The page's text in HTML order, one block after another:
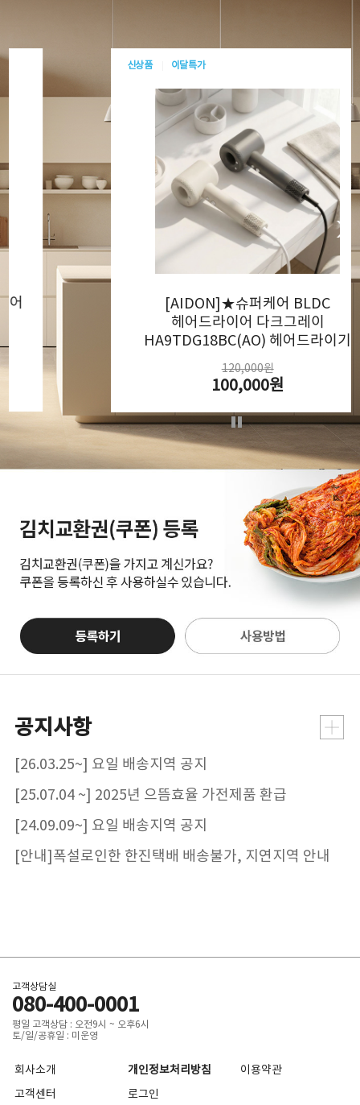
신상품 이달특가
[AIDON]슈퍼케어 BLDC 헤어드라이
라이트베이지 HA9TIV18BC(AO)
헤어드라이기
120,000원
100,000원
공지사항
[26.03.25~] 요일 배송지역 공지
[25.07.04 ~] 2025년 으뜸효율 가전제품 환급
[24.09.09~] 요일 배송지역 공지
[안내]폭설로인한 한진택배 배송불가, 지연지역 안내
고객상담실
080-400-0001
평일 고객상담 : 오전9시 ~ 오후6시
토/일/공휴일 : 미운영
회사소개 개인정보처리방침
이용약관
고객센터
로그인